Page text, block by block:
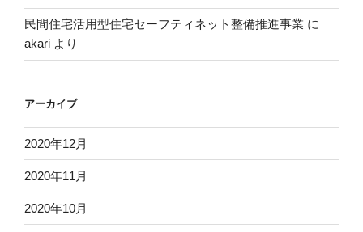
民間住宅活用型住宅セーフティネット整備推進事業 に
akari より
アーカイブ
2020年12月
2020年11月
2020年10月